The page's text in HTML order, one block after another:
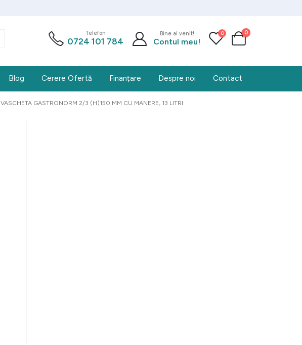
Telefon
0724 101 784
Bine ai venit!
Contul meu!
0 0
Blog Cerere Ofertă Finanțare Despre noi Contact
VASCHETA GASTRONORM 2/3 (H)150 MM CU MANERE, 13 LITRI